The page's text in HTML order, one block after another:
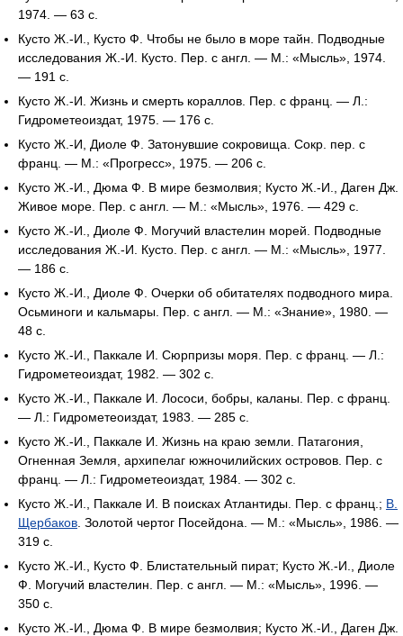
1974. — 63 с.
Кусто Ж.-И., Кусто Ф. Чтобы не было в море тайн. Подводные
исследования Ж.-И. Кусто. Пер. с англ. — М.: «Мысль», 1974.
— 191 с.
Кусто Ж.-И. Жизнь и смерть кораллов. Пер. с франц. — Л.:
Гидрометеоиздат, 1975. — 176 с.
Кусто Ж.-И, Диоле Ф. Затонувшие сокровища. Сокр. пер. с
франц. — М.: «Прогресс», 1975. — 206 с.
Кусто Ж.-И., Дюма Ф. В мире безмолвия; Кусто Ж.-И., Даген Дж.
Живое море. Пер. с англ. — М.: «Мысль», 1976. — 429 с.
Кусто Ж.-И., Диоле Ф. Могучий властелин морей. Подводные
исследования Ж.-И. Кусто. Пер. с англ. — М.: «Мысль», 1977.
— 186 с.
Кусто Ж.-И., Диоле Ф. Очерки об обитателях подводного мира.
Осьминоги и кальмары. Пер. с англ. — М.: «Знание», 1980. —
48 с.
Кусто Ж.-И., Паккале И. Сюрпризы моря. Пер. с франц. — Л.:
Гидрометеоиздат, 1982. — 302 с.
Кусто Ж.-И., Паккале И. Лососи, бобры, каланы. Пер. с франц.
— Л.: Гидрометеоиздат, 1983. — 285 с.
Кусто Ж.-И., Паккале И. Жизнь на краю земли. Патагония,
Огненная Земля, архипелаг южночилийских островов. Пер. с
франц. — Л.: Гидрометеоиздат, 1984. — 302 с.
Кусто Ж.-И., Паккале И. В поисках Атлантиды. Пер. с франц.; В.
Щербаков . Золотой чертог Посейдона. — М.: «Мысль», 1986. —
319 с.
Кусто Ж.-И., Кусто Ф. Блистательный пират; Кусто Ж.-И., Диоле
Ф. Могучий властелин. Пер. с англ. — М.: «Мысль», 1996. —
350 с.
Кусто Ж.-И., Дюма Ф. В мире безмолвия; Кусто Ж.-И., Даген Дж.